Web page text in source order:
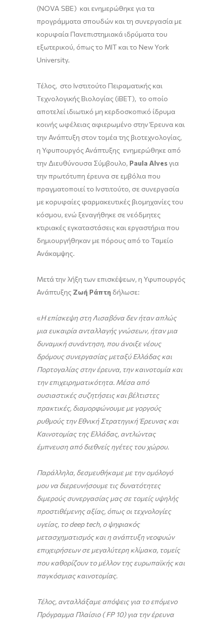
(NOVA SBE) και ενημερώθηκε για τα
προγράμματα σπουδών και τη συνεργασία με
κορυφαία Πανεπιστημιακά ιδρύματα του
εξωτερικού, όπως το MIT και το New York
University.
Τέλος, στο Ινστιτούτο Πειραματικής και
Τεχνολογικής Βιολογίας (iBET), το οποίο
αποτελεί ιδιωτικό μη κερδοσκοπικό ίδρυμα
κοινής ωφέλειας αφιερωμένο στην Έρευνα και
την Ανάπτυξη στον τομέα της βιοτεχνολογίας,
η Υφυπουργός Ανάπτυξης ενημερώθηκε από
την Διευθύνουσα Σύμβουλο, Paula Alvesγια
την πρωτότυπη έρευνα σε εμβόλια που
πραγματοποιεί το Ινστιτούτο, σε συνεργασία
με κορυφαίες φαρμακευτικές βιομηχανίες του
κόσμου, ενώ ξεναγήθηκε σε νεόδμητες
κτιριακές εγκαταστάσεις και εργαστήρια που
δημιουργήθηκαν με πόρους από το Ταμείο
Ανάκαμψης.
Μετά την λήξη των επισκέψεων, η Υφυπουργός
Ανάπτυξης Ζωή Ράπτη δήλωσε:
«Η επίσκεψη στη Λισαβόνα δεν ήταν απλώς
μια ευκαιρία ανταλλαγής γνώσεων, ήταν μια
δυναμική συνάντηση, που άνοιξε νέους
δρόμους συνεργασίας μεταξύ Ελλάδας και
Πορτογαλίας στην έρευνα, την καινοτομία και
την επιχειρηματικότητα. Μέσα από
ουσιαστικές συζητήσεις και βέλτιστες
πρακτικές, διαμορφώνουμε με γοργούς
ρυθμούς την Εθνική Στρατηγική Έρευνας και
Καινοτομίας της Ελλάδας, αντλώντας
έμπνευση από διεθνείς ηγέτες του χώρου.
Παράλληλα, δεσμευθήκαμε με την ομόλογό
μου να διερευνήσουμε τις δυνατότητες
διμερούς συνεργασίας μας σε τομείς υψηλής
προστιθέμενης αξίας, όπως οι τεχνολογίες
υγείας, τοdeep tech, ο ψηφιακός
μετασχηματισμός και η ανάπτυξη νεοφυών
επιχειρήσεων σε μεγαλύτερη κλίμακα, τομείς
που καθορίζουν το μέλλον της ευρωπαϊκής και
παγκόσμιας καινοτομίας.
Τέλος, ανταλλάξαμε απόψεις για το επόμενο
Πρόγραμμα Πλαίσιο (FP10) για την έρευνα